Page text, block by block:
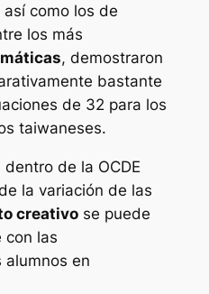
así como los de
los más
, demostraron
bastante
de 32 para los
taiwaneses.
de la OCDE
la variación de las
creativose puede
con las
alumnos en